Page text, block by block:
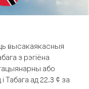
высакаякасныя
з рэгіёна
або
Табага ад 22.3 ¢ за